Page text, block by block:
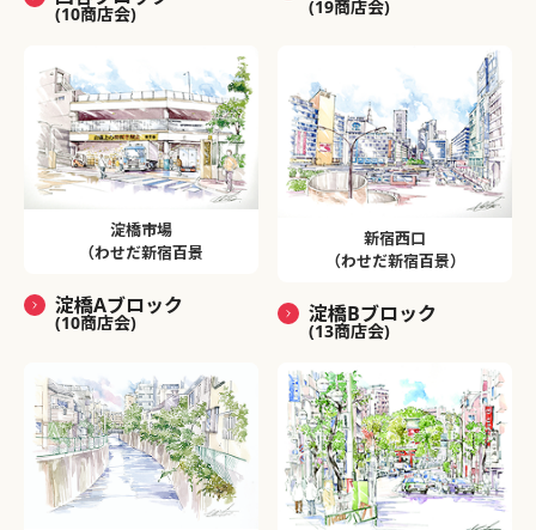
(10商店会) (19商店会)
淀橋市場
（わせだ新宿百景
淀橋Aブロック
(10商店会)
新宿西口
（わせだ新宿百景）
淀橋Bブロック
(13商店会)